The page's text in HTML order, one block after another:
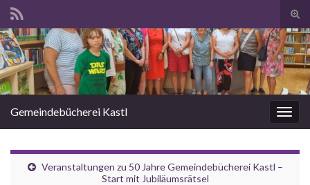
Search for:
Gemeindebücherei Kastl
Veranstaltungen zu 50 Jahre Gemeindebücherei Kastl –
Start mit Jubiläumsrätsel